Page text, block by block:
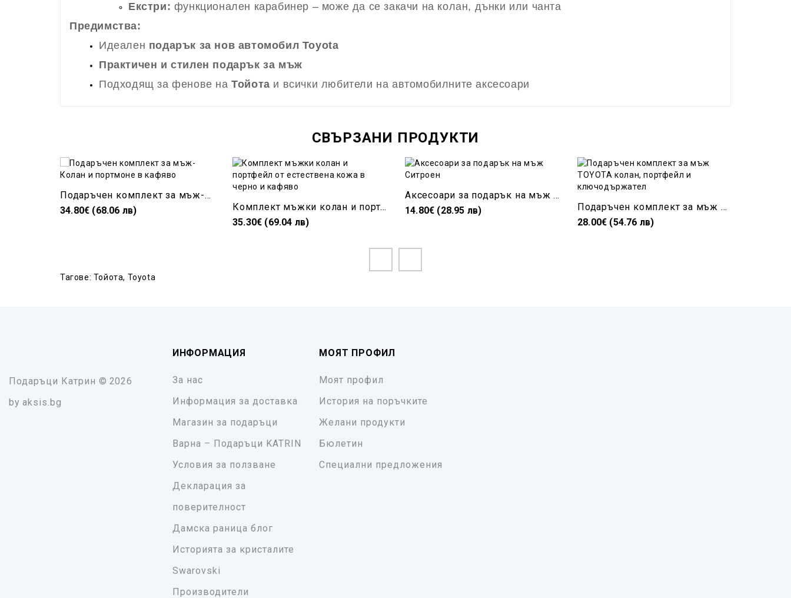
Екстри: функционален карабинер – може да се закачи на колан, дънки или чанта
Предимства:
Идеален подарък за нов автомобил Toyota
Практичен и стилен подарък за мъж
Подходящ за фенове наТойота и всички любители на автомобилните аксесоари
СВЪРЗАНИ ПРОДУКТИ
Подаръчен комплект за мъж-Колан и портмоне в кафяво
34.80€ (68.06 лв)
Комплект мъжки колан и портфейл от естествена кожа в черно и кафяво
35.30€ (69.04 лв)
Аксесоари за подарък на мъж Ситроен
14.80€ (28.95 лв)
Подаръчен комплект за мъж TOYOTA колан, портфейл и ключодържател
28.00€ (54.76 лв)
Тагове: Тойота, Toyota
Подаръци Катрин © 2026
by aksis.bg
ИНФОРМАЦИЯ
За нас
Информация за доставка
Магазин за подаръци
Варна – Подаръци KATRIN
Условия за ползване
Декларация за
поверителност
Дамска раница блог
Историята за кристалите
Swarovski
Производители
МОЯТ ПРОФИЛ
Моят профил
История на поръчките
Желани продукти
Бюлетин
Специални предложения